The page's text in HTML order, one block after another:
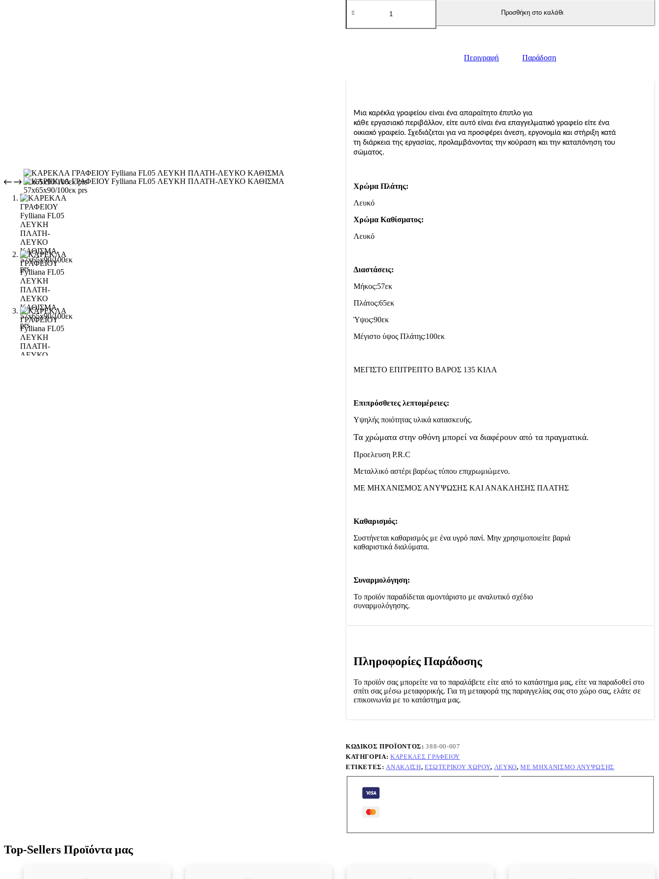
ΚΑΡΕΚΛΑ
ΓΡΑΦΕΙΟΥ
FL05
prs
Προσθήκη στο καλάθι
Περιγραφή Παράδοση
Μια καρέκλα γραφείου είναι ένα απαραίτητο έπιπλο για
κάθε εργασιακό περιβάλλον, είτε αυτό είναι ένα επαγγελματικό γραφείο είτε ένα
οικιακό γραφείο. Σχεδιάζεται για να προσφέρει άνεση, εργονομία και στήριξη κατά
τη διάρκεια της εργασίας, προλαμβάνοντας την κούραση και την καταπόνηση του
σώματος.
Χρώμα Πλάτης:
Λευκό
Χρώμα Καθίσματος:
Λευκό
Διαστάσεις:
Μήκος:57εκ
Πλάτος:65εκ
Ύψος:90εκ
Μέγιστο ύψος Πλάτης:100εκ
ΜΕΓΙΣΤΟ ΕΠΙΤΡΕΠΤΟ ΒΑΡΟΣ 135ΚΙΛΑ
Επιπρόσθετες λεπτομέρειες:
Υψηλής ποιότητας υλικά κατασκευής.
Τα χρώματα στην οθόνη μπορεί να διαφέρουν από τα πραγματικά.
Προελευση P.R.C
Μεταλλικό αστέρι βαρέως τύπου επιχρωμιώμενο.
ΜΕ ΜΗΧΑΝΙΣΜΟΣ ΑΝΥΨΩΣΗΣ ΚΑΙ ΑΝΑΚΛΗΣΗΣ ΠΛΑΤΗΣ
Καθαρισμός:
Συστήνεται καθαρισμός με ένα υγρό πανί. Μην χρησιμοποιείτε βαριά
καθαριστικά διαλύματα.
Συναρμολόγηση:
Το προϊόν παραδίδεται αμοντάριστο με αναλυτικό σχέδιο
συναρμολόγησης.
Πληροφορίες Παράδοσης
Το προϊόν σας μπορείτε να το παραλάβετε είτε από το κατάστημα μας, είτε να παραδοθεί στο
σπίτι σας μέσω μεταφορικής. Για τη μεταφορά της παραγγελίας σας στο χώρο σας, ελάτε σε
επικοινωνία με το κατάστημα μας.
ΚΩΔΙΚΌΣ ΠΡΟΪΌΝΤΟΣ:388-00-007
ΚΑΤΗΓΟΡΊΑ:ΚΑΡΈΚΛΕΣ ΓΡΑΦΕΊΟΥ
ΕΤΙΚΈΤΕΣ:ΑΝΆΚΛΙΣΗ, ΕΣΩΤΕΡΙΚΟΎ ΧΏΡΟΥ, ΛΕΥΚΌ,ΜΕ ΜΗΧΑΝΙΣΜΌ ΑΝΎΨΩΣΗΣ
Top-Sellers Προϊόντα μας